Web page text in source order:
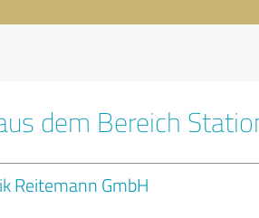
dem Bereich
Reitemann GmbH